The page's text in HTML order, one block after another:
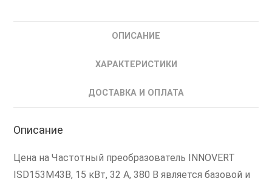
ОПИСАНИЕ
ХАРАКТЕРИСТИКИ
ДОСТАВКА И ОПЛАТА
Описание
Цена на Частотный преобразователь INNOVERT
ISD153M43B, 15 кВт, 32 А, 380 В является базовой и